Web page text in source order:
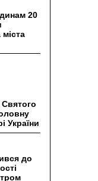
20
Святого
України
до